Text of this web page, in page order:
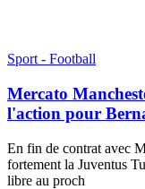
Sport - Football
Mercato
l'action pour
En fin de contrat avec
fortement la Juventus
libre au proch